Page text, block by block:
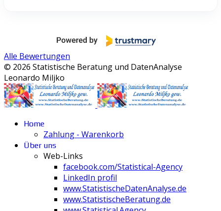
Alle Bewertungen
© 2026 Statistische Beratung und DatenAnalyse
Leonardo Miljko
Home
Zahlung - Warenkorb
Über uns
Web-Links
facebook.com/Statistical-Agency
LinkedIn profil
www.StatistischeDatenAnalyse.de
www.StatistischeBeratung.de